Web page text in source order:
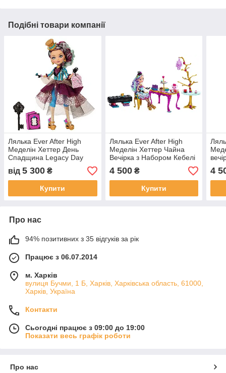
Подібні товари компанії
Лялька Ever After High
Меделін Хеттер День
Спадщина Legacy Day
Madeline Hatter
від 5 300 ₴
Купити
Лялька Ever After High
Меделін Хеттер Чайна
Вечірка з Набором Кебелі
4 500₴
Купити
4
Про нас
94% позитивних з 35 відгуків за рік
Працює з 06.07.2014
м. Харків
вулиця Бучми, 1 Б, Харків, Харківська область, 61000,
Харків, Україна
Контакти
Сьогодні працює з 09:00 до 19:00
Показати весь графік роботи
Про нас